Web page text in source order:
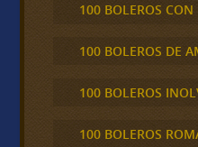
100 BOLEROS CON
100 BOLEROS DE
100 BOLEROS
100 BOLEROS